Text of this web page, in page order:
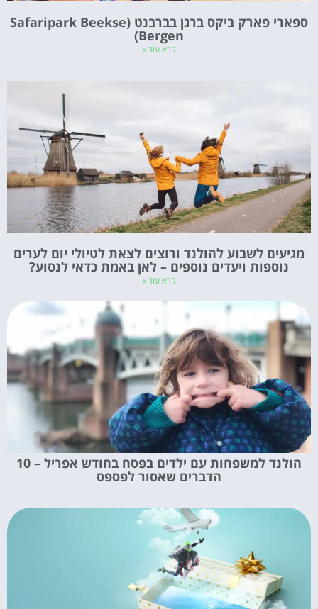
ספארי פארק ביקס ברגן בברבנט (Safaripark Beekse
Bergen)
קרא עוד »
מגיעים לשבוע להולנד ורוצים לצאת לטיולי יום לערים
נוספות ויעדים נוספים – לאן באמת כדאי לנסוע?
קרא עוד »
הולנד למשפחות עם ילדים בפסח בחודש אפריל – 10
הדברים שאסור לפספס